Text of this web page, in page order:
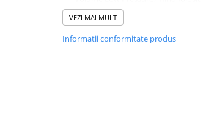
un debit mare de ulei, ca în cazul
Uleiul HV46 HVLP
compatibilitatea și performanța în
relevante standarde pentru uleiul
VEZI MAI MULT
Informatii conformitate produs